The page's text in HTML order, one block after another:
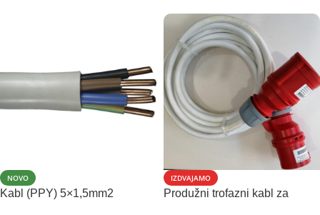
NOVO
Kabl (PPY) 5×1,5mm2
IZDVAJAMO
Produžni trofazni kabl za